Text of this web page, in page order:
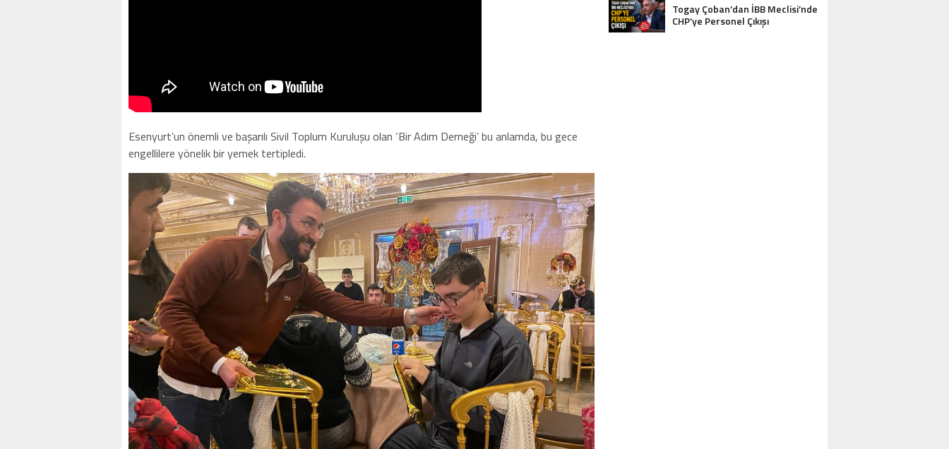
Esenyurt’un önemli ve başarılı Sivil Toplum Kuruluşu olan ‘Bir Adım Derneği’ bu anlamda, bu gece
engellilere yönelik bir yemek tertipledi.
Togay Çoban’dan İBB Meclisi’nde
CHP’ye Personel Çıkışı